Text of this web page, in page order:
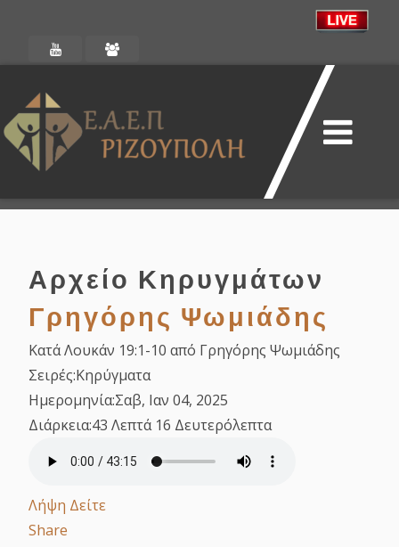
Αρχείο Κηρυγμάτων
Γρηγόρης Ψωμιάδης
Κατά Λουκάν 19:1-10 από Γρηγόρης Ψωμιάδης
Σειρές:Κηρύγματα
Ημερομηνία:Σαβ, Ιαν 04, 2025
Διάρκεια:43 Λεπτά 16 Δευτερόλεπτα
Λήψη Δείτε
Share